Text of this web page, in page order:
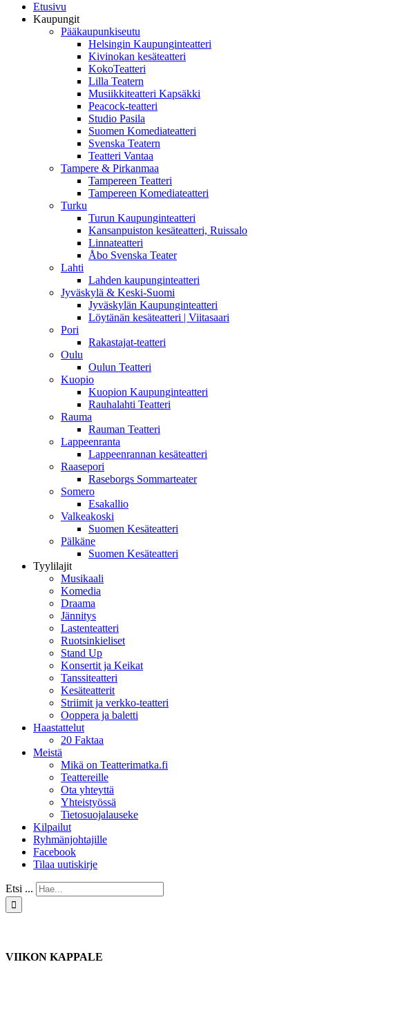
Etusivu
Kaupungit
Pääkaupunkiseutu
Helsingin Kaupunginteatteri
Kivinokan kesäteatteri
KokoTeatteri
Lilla Teatern
Musiikkiteatteri Kapsäkki
Peacock-teatteri
Studio Pasila
Suomen Komediateatteri
Svenska Teatern
Teatteri Vantaa
Tampere & Pirkanmaa
Tampereen Teatteri
Tampereen Komediateatteri
Turku
Turun Kaupunginteatteri
Kansanpuiston kesäteatteri, Ruissalo
Linnateatteri
Åbo Svenska Teater
Lahti
Lahden kaupunginteatteri
Jyväskylä & Keski-Suomi
Jyväskylän Kaupunginteatteri
Löytänän kesäteatteri | Viitasaari
Pori
Rakastajat-teatteri
Oulu
Oulun Teatteri
Kuopio
Kuopion Kaupunginteatteri
Rauhalahti Teatteri
Rauma
Rauman Teatteri
Lappeenranta
Lappeenrannan kesäteatteri
Raasepori
Raseborgs Sommarteater
Somero
Esakallio
Valkeakoski
Suomen Kesäteatteri
Pälkäne
Suomen Kesäteatteri
Tyylilajit
Musikaali
Komedia
Draama
Jännitys
Lastenteatteri
Ruotsinkieliset
Stand Up
Konsertit ja Keikat
Tanssiteatteri
Kesäteatterit
Striimit ja verkko-teatteri
Ooppera ja baletti
Haastattelut
20 Faktaa
Meistä
Mikä on Teatterimatka.fi
Teattereille
Ota yhteyttä
Yhteistyössä
Tietosuojalauseke
Kilpailut
Ryhmänjohtajille
Facebook
Tilaa uutiskirje
Etsi ...
VIIKON KAPPALE